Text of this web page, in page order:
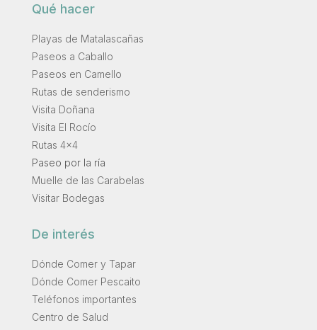
Qué hacer
Playas de Matalascañas
Paseos a Caballo
Paseos en Camello
Rutas de senderismo
Visita Doñana
Visita El Rocío
Rutas 4×4
Paseo por la ría
Muelle de las Carabelas
Visitar Bodegas
De interés
Dónde Comer y Tapar
Dónde Comer Pescaito
Teléfonos importantes
Centro de Salud